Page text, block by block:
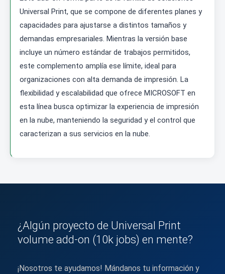
Universal Print, que se compone de diferentes planes y
capacidades para ajustarse a distintos tamaños y
demandas empresariales. Mientras la versión base
incluye un número estándar de trabajos permitidos,
este complemento amplía ese límite, ideal para
organizaciones con alta demanda de impresión. La
flexibilidad y escalabilidad que ofrece MICROSOFT en
esta línea busca optimizar la experiencia de impresión
en la nube, manteniendo la seguridad y el control que
caracterizan a sus servicios en la nube.
¿Algún proyecto de Universal Print
volume add-on (10k jobs) en mente?
¡Nosotros te ayudamos! Mándanos tu información y